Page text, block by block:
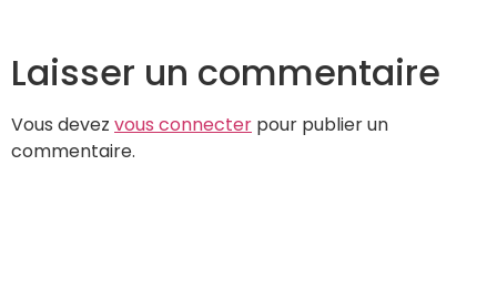
Laisser un commentaire
Vous devez vous connecter pour publier un
commentaire.